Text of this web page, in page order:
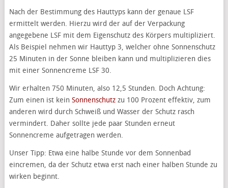
Nach der Bestimmung des Hauttyps kann der genaue LSF
ermittelt werden. Hierzu wird der auf der Verpackung
angegebene LSF mit dem Eigenschutz des Körpers multipliziert.
Als Beispiel nehmen wir Hauttyp 3, welcher ohne Sonnenschutz
25 Minuten in der Sonne bleiben kann und multiplizieren dies
mit einer Sonnencreme LSF 30.
Wir erhalten 750 Minuten, also 12,5 Stunden. Doch Achtung:
Zum einen ist kein Sonnenschutzzu 100 Prozent effektiv, zum
anderen wird durch Schweiß und Wasser der Schutz rasch
vermindert. Daher sollte jede paar Stunden erneut
Sonnencreme aufgetragen werden.
Unser Tipp: Etwa eine halbe Stunde vor dem Sonnenbad
eincremen, da der Schutz etwa erst nach einer halben Stunde zu
wirken beginnt.